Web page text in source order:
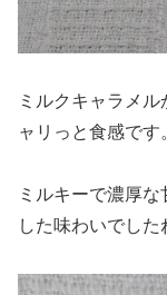
ミルクキャラメ
ャリっと食感です
ミルキーで濃厚
した味わいでした